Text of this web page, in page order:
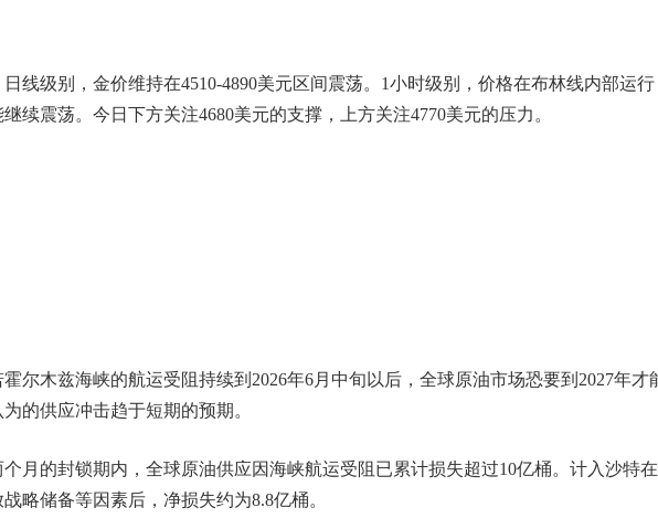
线级别，金价维持在4510-4890美元区间震荡。1小时级别，价格在布林线内部运行
续震荡。今日下方关注4680美元的支撑，上方关注4770美元的压力。
尔木兹海峡的航运受阻持续到2026年6月中旬以后，全球原油市场恐要到2027年才
的供应冲击趋于短期的预期。
月的封锁期内，全球原油供应因海峡航运受阻已累计损失超过10亿桶。计入沙特
略储备等因素后，净损失约为8.8亿桶。